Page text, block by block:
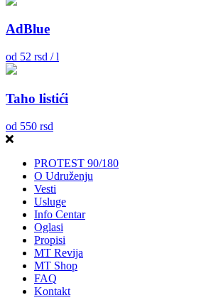
AdBlue
od 52 rsd / l
Taho listići
od 550 rsd
PROTEST 90/180
O Udruženju
Vesti
Usluge
Info Centar
Oglasi
Propisi
MT Revija
MT Shop
FAQ
Kontakt